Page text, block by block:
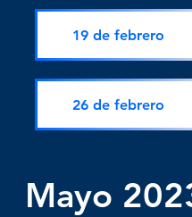
19 de febrero
26 de febrero
Mayo